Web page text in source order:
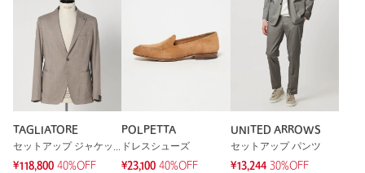
TAGLIATORE
セットアップ ジャケット
¥118,800 40%OFF
POLPETTA
ドレスシューズ
¥23,100 40%OFF
UNITED ARROWS
セットアップ パンツ
¥13,244 30%OFF